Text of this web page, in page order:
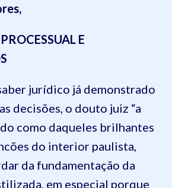
E
jurídico já demonstrado
decisões, o douto juiz “a
como daqueles brilhantes
do interior paulista,
da fundamentação da
em especial porque